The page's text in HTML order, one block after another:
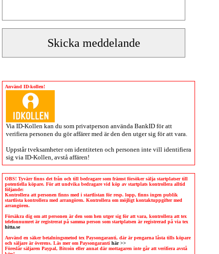
Använd ID-kollen!
Via ID-Kollen kan du som privatperson använda BankID för att
verifiera personen du gör affärer med är den den utger sig för att vara.
Uppstår tveksamheter om identiteten och personen inte vill identifiera
sig via ID-Kollen , avstå affären!
OBS! Tyvärr finns det från och till bedragare som främst försöker sälja startplatser till
potentiella köpare. För att undvika bedragare vid köp av startplats kontrollera alltid
följande:
Kontrollera att personen finns med i startlistan för resp. lopp, finns ingen publik
startlista kontrollera med arrangören. Kontrollera om möjligt kontaktuppgifter med
arrangören.
Försäkra dig om att personen är den som hen utger sig för att vara, kontrollera att tex
telefonnumret är registrerat på samma person som startplatsen är registrerad på via tex
hitta.se
Använd en säker betalningsmetod tex Paysongaranti, där är pengarna låsta tills köpare
och säljare är överens. Läs mer om Paysongaranti här >>
Föreslår säljaren Paypal, Bitcoin eller annat där mottagaren inte går att verifiera avstå